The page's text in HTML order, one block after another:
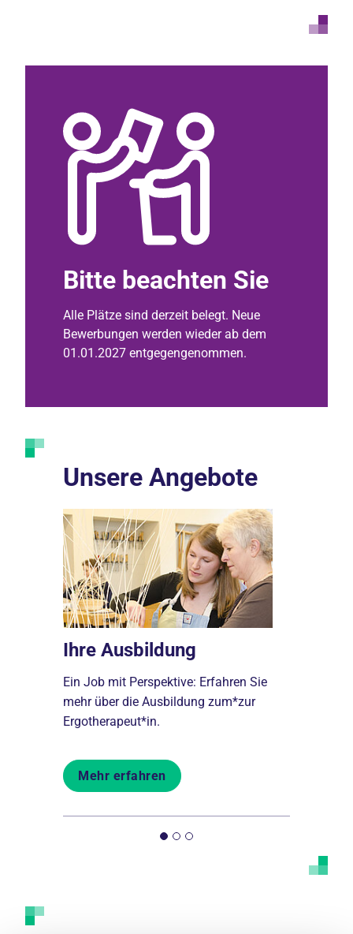
Bitte beachten Sie
Alle Plätze sind derzeit belegt. Neue
Bewerbungen werden wieder ab dem
01.01.2027 entgegengenommen.
Unsere Angebote
Ihre Ausbildung
Ein Job mit Perspektive: Erfahren Sie
mehr über die Ausbildung zum*zur
Ergotherapeut*in.
Mehr erfahren